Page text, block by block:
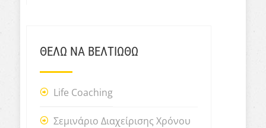
ΘΕΛΩ ΝΑ ΒΕΛΤΙΩΘΩ
Life Coaching
Σεμινάριο Διαχείρισης Χρόνου